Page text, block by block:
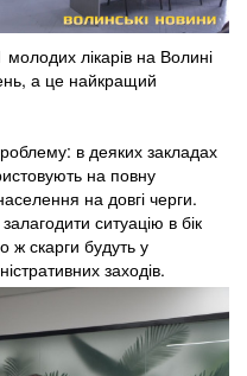
лікарів на Волині
а це найкращий
в деяких закладах
на повну
на довгі черги.
ситуацію в бік
скарги будуть у
заходів.